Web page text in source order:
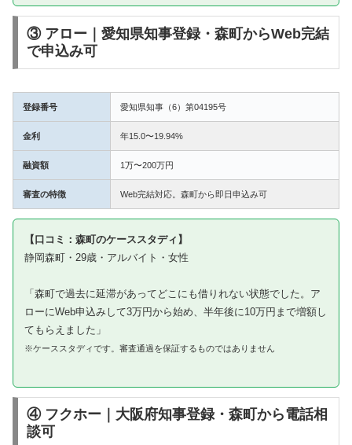
③ アロー｜愛知県知事登録・森町からWeb完結
で申込み可
登録番号 愛知県知事（6）第04195号
金利 年15.0〜19.94%
融資額 1万〜200万円
審査の特徴 Web完結対応。森町から即日申込み可
【口コミ：森町のケーススタディ】
静岡森町・29歳・アルバイト・女性
「森町で過去に延滞があってどこにも借りれない状態でした。ア
ローにWeb申込みして3万円から始め、半年後に10万円まで増額し
てもらえました」
※ケーススタディです。審査通過を保証するものではありません
④ フクホー｜大阪府知事登録・森町から電話相
談可